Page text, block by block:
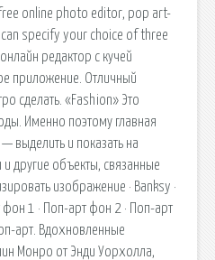
online photo editor, pop art-
can specify your choice of three
редактор с кучей
приложение. Отличный
сделать. «Fashion» Это
Именно поэтому главная
выделить и показать на
другие объекты, связанные
изображение · Banksy ·
1 · Поп-арт фон 2 · Поп-арт
арт. Вдохновленные
Монро от Энди Уорхолла,